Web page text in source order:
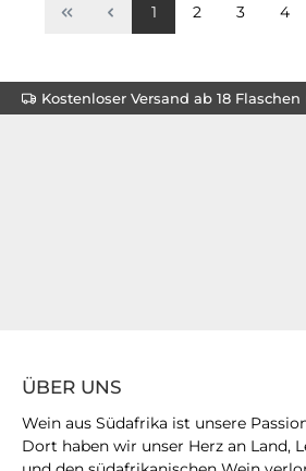
1 2 3 4
Kostenloser Versand ab 18 Flaschen
ÜBER UNS
Wein aus Südafrika ist unsere
Dort haben wir unser Herz an Land,